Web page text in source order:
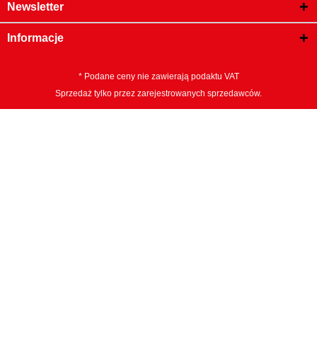
Newsletter
Informacje
* Podane ceny nie zawierają podaktu VAT
Sprzedaż tylko przez zarejestrowanych sprzedawców.